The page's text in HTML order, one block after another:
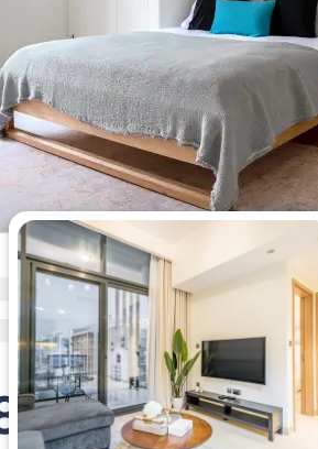
Die meistgesehenen 1-
Schlafzimmer-
Woche.